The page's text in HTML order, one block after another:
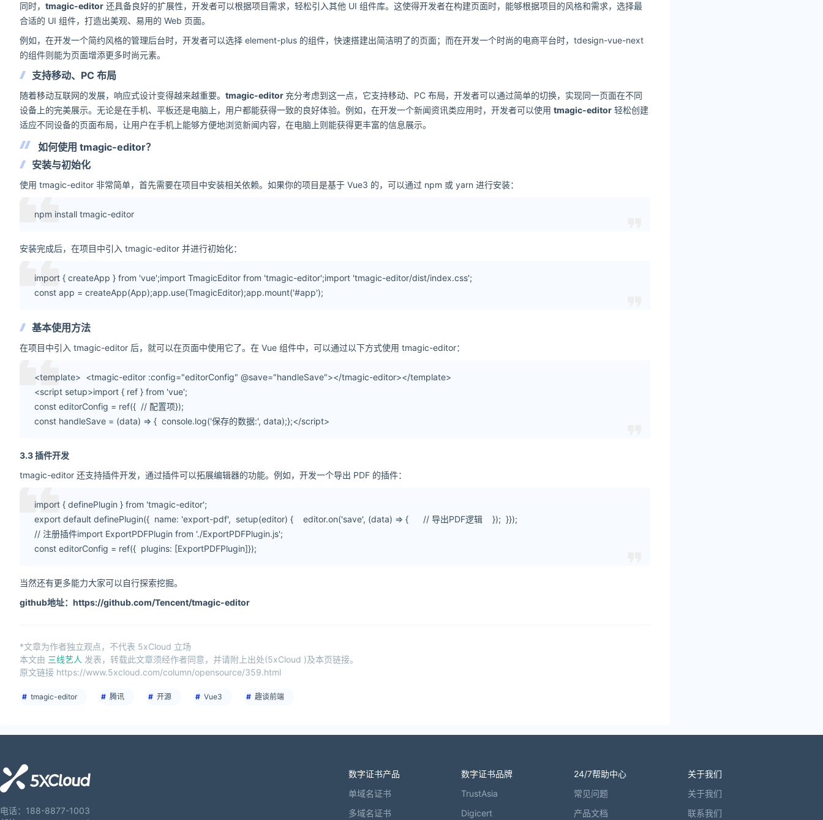
同时， tmagic-editor 还具备良好的扩展性，开发者可以根据项目需求，轻松引入其他 UI 组件库。这使得开发者在构建页面时，能够根据项目的风格和需求，选择最
合适的 UI 组件，打造出美观、易用的 Web 页面。
例如，在开发一个简约风格的管理后台时，开发者可以选择 element-plus 的组件，快速搭建出简洁明了的页面；而在开发一个时尚的电商平台时，tdesign-vue-next
的组件则能为页面增添更多时尚元素。
支持移动、PC 布局
随着移动互联网的发展，响应式设计变得越来越重要。 tmagic-editor 充分考虑到这一点，它支持移动、PC 布局，开发者可以通过简单的切换，实现同一页面在不同
设备上的完美展示。无论是在手机、平板还是电脑上，用户都能获得一致的良好体验。例如，在开发一个新闻资讯类应用时，开发者可以使用 tmagic-editor 轻松创建
适应不同设备的页面布局，让用户在手机上能够方便地浏览新闻内容，在电脑上则能获得更丰富的信息展示。
如何使用 tmagic-editor？
安装与初始化
使用 tmagic-editor 非常简单，首先需要在项目中安装相关依赖。如果你的项目是基于 Vue3 的，可以通过 npm 或 yarn 进行安装：
npm install tmagic-editor
安装完成后，在项目中引入 tmagic-editor 并进行初始化：
import { createApp } from 'vue';import TmagicEditor from 'tmagic-editor';import 'tmagic-editor/dist/index.css';
const app = createApp(App);app.use(TmagicEditor);app.mount('#app');
基本使用方法
在项目中引入 tmagic-editor 后，就可以在页面中使用它了。在 Vue 组件中，可以通过以下方式使用 tmagic-editor：
<template> <tmagic-editor :config="editorConfig" @save="handleSave"></tmagic-editor></template>
<script setup>import { ref } from 'vue';
const editorConfig = ref({ // 配置项});
const handleSave = (data) => { console.log('保存的数据:', data);};</script>
3.3插件开发
tmagic-editor 还支持插件开发，通过插件可以拓展编辑器的功能。例如，开发一个导出 PDF 的插件：
import { definePlugin } from 'tmagic-editor';
export default definePlugin({ name: 'export-pdf', setup(editor) { editor.on('save', (data) => { // 导出PDF逻辑 }); }});
// 注册插件import ExportPDFPlugin from './ExportPDFPlugin.js';
const editorConfig = ref({ plugins: [ExportPDFPlugin]});
当然还有更多能力大家可以自行探索挖掘。
github地址： https://github.com/Tencent/tmagic-editor
*文章为作者独立观点，不代表 5xCloud 立场
本文由 三线艺人 发表，转载此文章须经作者同意，并请附上出处(5xCloud )及本页链接。
原文链接 https://www.5xcloud.com/column/opensource/359.html
tmagic-editor 腾讯 开源 Vue3 趣谈前端
电话：188-8877-1003
数字证书产品
单域名证书
多域名证书
数字证书品牌
TrustAsia
Digicert
24/7帮助中心
常见问题
产品文档
关于我们
关于我们
联系我们